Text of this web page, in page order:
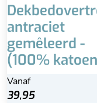
antraciet
gemêleerd -
(100%
Vanaf
39,95